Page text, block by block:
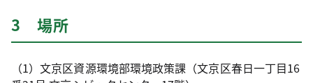
3 場所
（1）文京区資源環境部環境政策課（文京区春日一丁目16